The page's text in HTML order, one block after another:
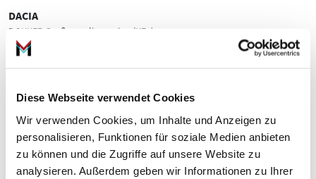
Diese Webseite verwendet Cookies
Wir verwenden Cookies, um Inhalte und Anzeigen zu
personalisieren, Funktionen für soziale Medien anbieten
zu können und die Zugriffe auf unsere Website zu
analysieren. Außerdem geben wir Informationen zu Ihrer
DACIA
DOKKER Großraumlimousine (KE_)
DOKKER Kasten/Großraumlimousine
DOKKER Pick-up
DUSTER Kasten/SUV (HS_)
JOGGER (RK_)
LODGY (JS_)
MITSUBISHI